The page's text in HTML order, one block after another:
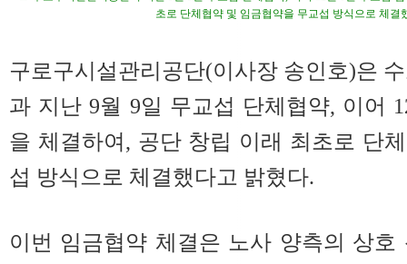
초로 단체협약 및 임금협약을 무교섭 방식으로 체결
구로구시설관리공단(이사장 송인호)은
과 지난 9월 9일 무교섭 단체협약, 이어
을 체결하여, 공단 창립 이래 최초로 단
섭 방식으로 체결했다고 밝혔다.
이번 임금협약 체결은 노사 양측의 상